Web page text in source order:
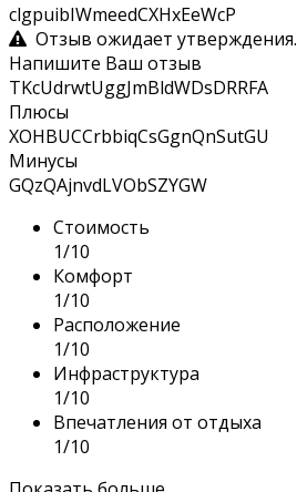
clgpuibIWmeedCXHxEeWcP
Отзыв ожидает утверждения.
Напишите Ваш отзыв
TKcUdrwtUggJmBldWDsDRRFA
Плюсы
XOHBUCCrbbiqCsGgnQnSutGU
Минусы
GQzQAjnvdLVObSZYGW
Стоимость
1/10
Комфорт
1/10
Расположение
1/10
Инфраструктура
1/10
Впечатления от отдыха
1/10